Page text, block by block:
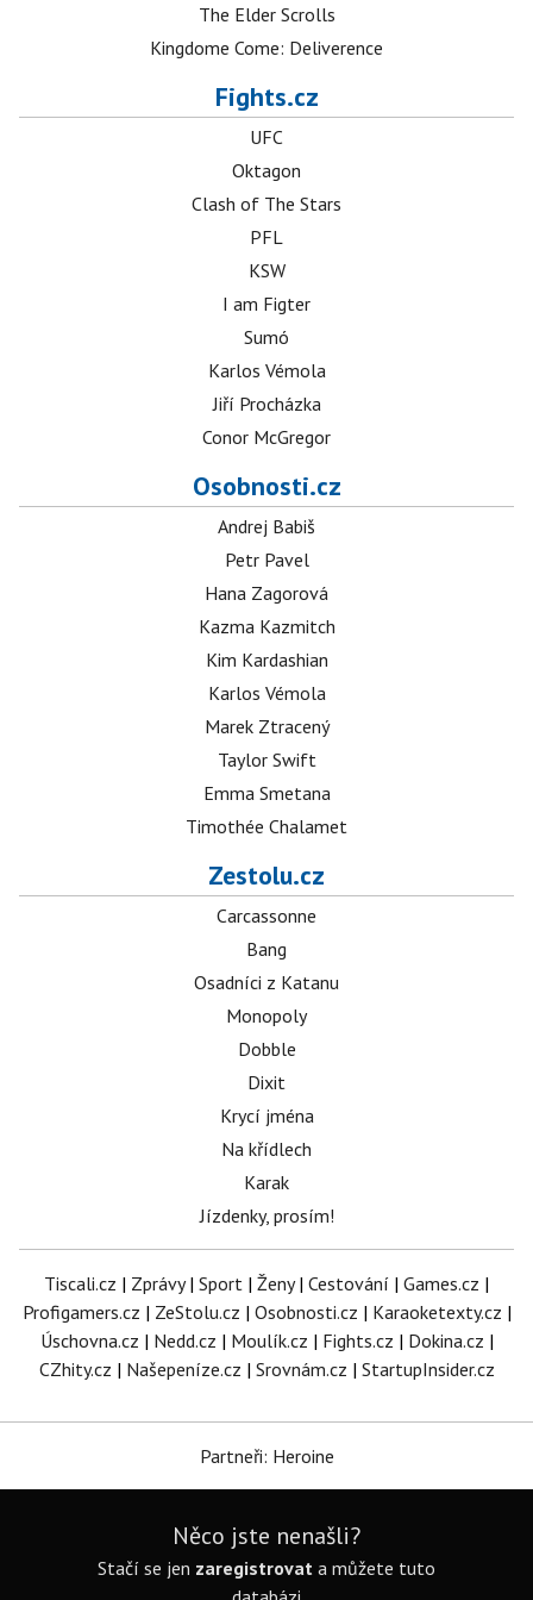
The Elder Scrolls
Kingdome Come: Deliverence
Fights.cz
UFC
Oktagon
Clash of The Stars
PFL
KSW
I am Figter
Sumó
Karlos Vémola
Jiří Procházka
Conor McGregor
Osobnosti.cz
Andrej Babiš
Petr Pavel
Hana Zagorová
Kazma Kazmitch
Kim Kardashian
Karlos Vémola
Marek Ztracený
Taylor Swift
Emma Smetana
Timothée Chalamet
Zestolu.cz
Carcassonne
Bang
Osadníci z Katanu
Monopoly
Dobble
Dixit
Krycí jména
Na křídlech
Karak
Jízdenky, prosím!
Tiscali.cz | Zprávy| Sport | Ženy| Cestování | Games.cz |
Profigamers.cz | ZeStolu.cz | Osobnosti.cz | Karaoketexty.cz |
Úschovna.cz | Nedd.cz | Moulík.cz | Fights.cz | Dokina.cz |
CZhity.cz | Našepeníze.cz | Srovnám.cz | StartupInsider.cz
Partneři: Heroine
Něco jste nenašli?
Stačí se jen zaregistrovat a můžete tuto